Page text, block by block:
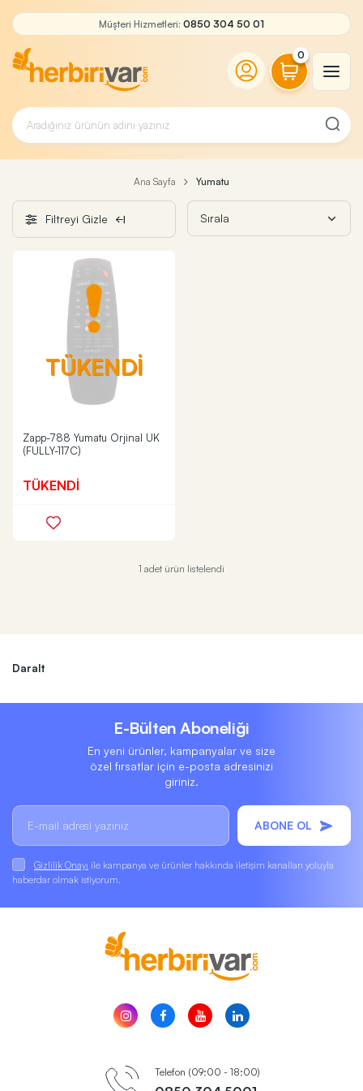
Müşteri Hizmetleri: 0850 304 50 01
0
Ana Sayfa Yumatu
Filtreyi Gizle
TÜKENDİ
Zapp-788 Yumatu Orjinal UK
(FULLY-117C)
TÜKENDİ
1 adet ürün listelendi
Daralt
E-Bülten Aboneliği
En yeni ürünler, kampanyalar ve size
özel fırsatlar için e-posta adresinizi
giriniz.
ABONE OL
Gizlilik Onayı ile kampanya ve ürünler hakkında iletişim kanalları yoluyla
haberdar olmak istiyorum.
Telefon (09:00 - 18:00)